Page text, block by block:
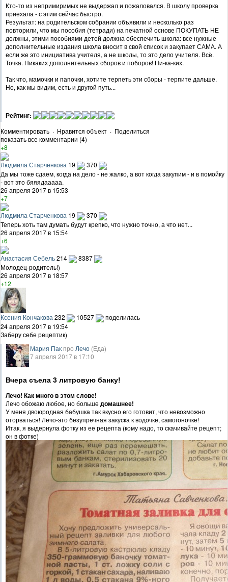
Кто-то из непримиримых не выдержал и пожаловался. В школу проверка
приехала - с этим сейчас быстро.
Результат: на родительском собрании объявили и несколько раз
повторили, что мы пособия (тетради) на печатной основе ПОКУПАТЬ НЕ
должны, этими пособиями детей должна обеспечить школа: все нужные
дополнительные издания школа вносит в свой список и закупает САМА. А
если же это инициатива учителя, а не школы, то это дело учителя. Всё.
Точка. Никаких дополнительных сборов и поборов! Ни-ка-ких.
Так что, мамочки и папочки, хотите терпеть эти сборы - терпите дальше.
Но, как мы видим, есть и другой путь...
Рейтинг:
Комментировать · Нравится объект · Поделиться
показать все комментарии (4)
+8
Людмила Старченкова 19
370
Да мы тоже сдаем, когда на дело - не жалко, а вот когда закупим - и в помойку
- вот это бяяядааааа.
26 апреля 2017 в 15:53
+7
Людмила Старченкова 19
370
Теперь хоть там думать будут крепко, что нужно точно, а что нет...
26 апреля 2017 в 15:54
+6
Анастасия Себель214
8387
Молодец-родитель!)
26 апреля 2017 в 18:57
+12
Ксения Кончакова 232 10527
поделилась
24 апреля 2017 в 19:54
Заберу себе рецептик)
Мария Пак про Лечо (Еда)
7 апреля 2017 в 17:10
Вчера съела 3 литровую банку!
Лечо! Как много в этом слове!
Лечо обожаю любое, но больше домашнее!
У меня двоюродная бабушка так вкусно его готовит, что невозможно
оторваться! Лечо-это безупречная закуска к водочке, самогоночке!
Итак, я выдернула фотку из ее рецепта (кому надо, то скачивайте рецепт;
он в фотке)